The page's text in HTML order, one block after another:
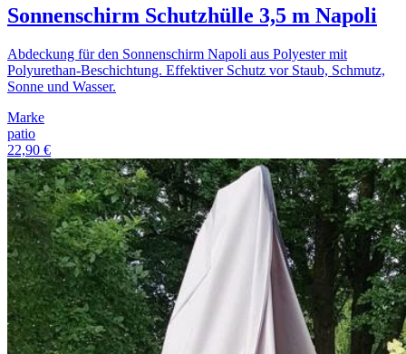
Sonnenschirm Schutzhülle 3,5 m Napoli
Abdeckung für den Sonnenschirm Napoli aus Polyester mit
Polyurethan-Beschichtung. Effektiver Schutz vor Staub, Schmutz,
Sonne und Wasser.
Marke
patio
22,90 €